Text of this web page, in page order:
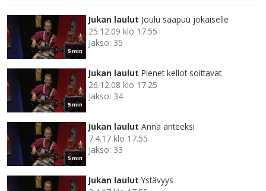
5 min
Jukan laulut Joulu saapuu jokaiselle
25.12.09 klo 17.55
Jakso: 35
5 min
Jukan laulut Pienet kellot soittavat
26.12.08 klo 17.25
Jakso: 34
5 min
Jukan laulut Anna anteeksi
7.4.17 klo 17.55
Jakso: 33
Jukan laulut Ystävyys